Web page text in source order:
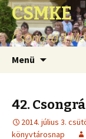
CSMKE
Csongrád
Menü
42.
2014. július 3.
könyvtárosnap